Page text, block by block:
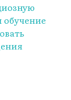
обучение